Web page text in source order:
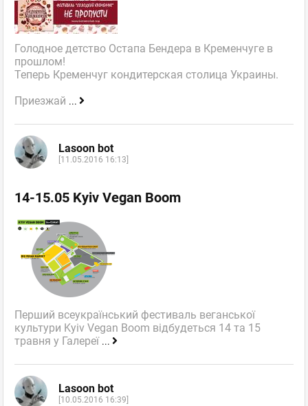
Голодное детство Остапа Бендера в Кременчуге в
прошлом!
Теперь Кременчуг кондитерская столица Украины.
Приезжай ...
Lasoon bot
[11.05.2016 16:13]
14-15.05 Kyiv Vegan Boom
Перший всеукраїнський фестиваль веганської
культури Kyiv Vegan Boom відбудеться 14 та 15
травня у Галереї ...
Lasoon bot
[10.05.2016 16:39]